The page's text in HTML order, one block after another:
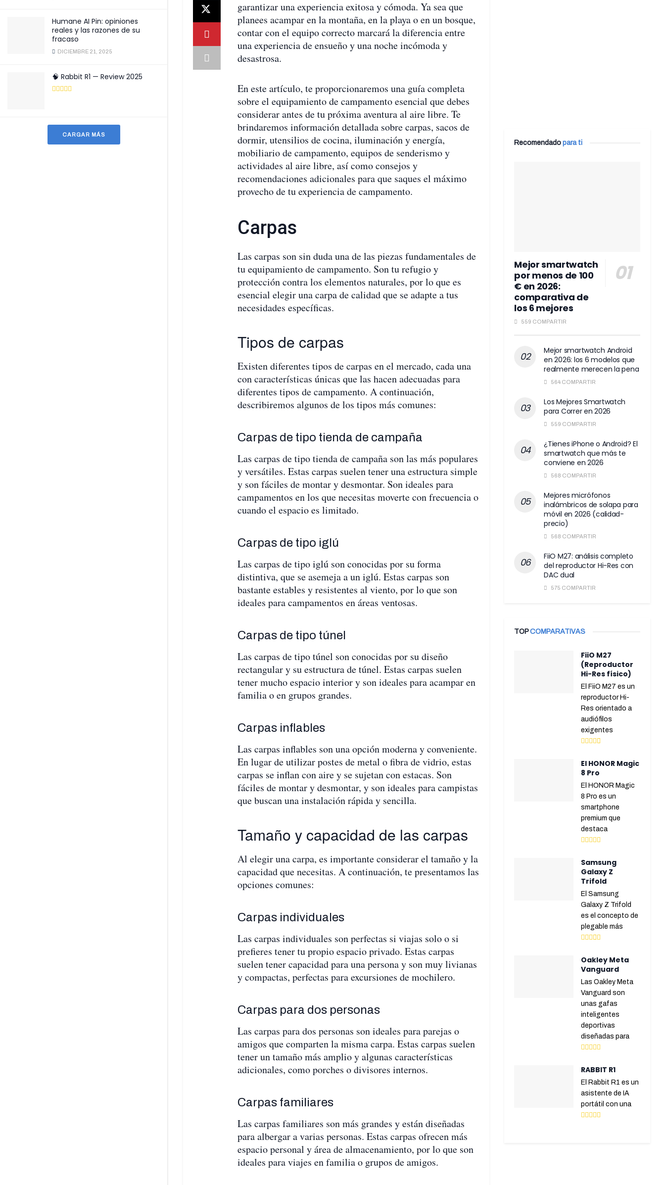
Humane AI Pin: opiniones
reales y las razones de su
fracaso
DICIEMBRE 21, 2025
🧠 Rabbit R1 — Review 2025
CARGAR MÁS
garantizar una experiencia exitosa y cómoda. Ya sea que
planees acampar en la montaña, en la playa o en un bosque,
contar con el equipo correcto marcará la diferencia entre
una experiencia de ensueño y una noche incómoda y
desastrosa.
En este artículo, te proporcionaremos una guía completa
sobre el equipamiento de campamento esencial que debes
considerar antes de tu próxima aventura al aire libre. Te
brindaremos información detallada sobre carpas, sacos de
dormir, utensilios de cocina, iluminación y energía,
mobiliario de campamento, equipos de senderismo y
actividades al aire libre, así como consejos y
recomendaciones adicionales para que saques el máximo
provecho de tu experiencia de campamento.
Carpas
Las carpas son sin duda una de las piezas fundamentales de
tu equipamiento de campamento. Son tu refugio y
protección contra los elementos naturales, por lo que es
esencial elegir una carpa de calidad que se adapte a tus
necesidades específicas.
Tipos de carpas
Existen diferentes tipos de carpas en el mercado, cada una
con características únicas que las hacen adecuadas para
diferentes tipos de campamento. A continuación,
describiremos algunos de los tipos más comunes:
Carpas de tipo tienda de campaña
Las carpas de tipo tienda de campaña son las más populares
y versátiles. Estas carpas suelen tener una estructura simple
y son fáciles de montar y desmontar. Son ideales para
campamentos en los que necesitas moverte con frecuencia o
cuando el espacio es limitado.
Carpas de tipo iglú
Las carpas de tipo iglú son conocidas por su forma
distintiva, que se asemeja a un iglú. Estas carpas son
bastante estables y resistentes al viento, por lo que son
ideales para campamentos en áreas ventosas.
Carpas de tipo túnel
Las carpas de tipo túnel son conocidas por su diseño
rectangular y su estructura de túnel. Estas carpas suelen
tener mucho espacio interior y son ideales para acampar en
familia o en grupos grandes.
Carpas inflables
Las carpas inflables son una opción moderna y conveniente.
En lugar de utilizar postes de metal o fibra de vidrio, estas
carpas se inflan con aire y se sujetan con estacas. Son
fáciles de montar y desmontar, y son ideales para campistas
que buscan una instalación rápida y sencilla.
Tamaño y capacidad de las carpas
Al elegir una carpa, es importante considerar el tamaño y la
capacidad que necesitas. A continuación, te presentamos las
opciones comunes:
Carpas individuales
Las carpas individuales son perfectas si viajas solo o si
prefieres tener tu propio espacio privado. Estas carpas
suelen tener capacidad para una persona y son muy livianas
y compactas, perfectas para excursiones de mochilero.
Carpas para dos personas
Las carpas para dos personas son ideales para parejas o
amigos que comparten la misma carpa. Estas carpas suelen
tener un tamaño más amplio y algunas características
adicionales, como porches o divisores internos.
Carpas familiares
Las carpas familiares son más grandes y están diseñadas
para albergar a varias personas. Estas carpas ofrecen más
espacio personal y área de almacenamiento, por lo que son
ideales para viajes en familia o grupos de amigos.
Recomendadopara ti
Mejor smartwatch
por menos de 100
€ en 2026:
comparativa de
los 6 mejores
559 COMPARTIR
Mejor smartwatch Android
en 2026: los 6 modelos que
realmente merecen la pena
564 COMPARTIR
Los Mejores Smartwatch
para Correr en 2026
559 COMPARTIR
¿Tienes iPhone o Android? El
smartwatch que más te
conviene en 2026
568 COMPARTIR
Mejores micrófonos
inalámbricos de solapa para
móvil en 2026 (calidad-
precio)
568 COMPARTIR
FiiO M27: análisis completo
del reproductor Hi-Res con
DAC dual
575 COMPARTIR
TOPCOMPARATIVAS
FiiO M27
(Reproductor
Hi-Res físico)
El FiiO M27 es un
reproductor Hi-
Res orientado a
audiófilos
exigentes
El HONOR Magic
8 Pro
El HONOR Magic
8 Pro es un
smartphone
premium que
destaca
Samsung
Galaxy Z
Trifold
El Samsung
Galaxy Z Trifold
es el concepto de
plegable más
Oakley Meta
Vanguard
Las Oakley Meta
Vanguard son
unas gafas
inteligentes
deportivas
diseñadas para
RABBIT R1
El Rabbit R1 es un
asistente de IA
portátil con una